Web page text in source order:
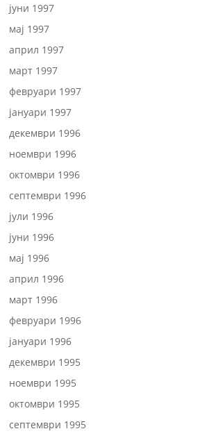
јуни 1997
мај 1997
април 1997
март 1997
февруари 1997
јануари 1997
декември 1996
ноември 1996
октомври 1996
септември 1996
јули 1996
јуни 1996
мај 1996
април 1996
март 1996
февруари 1996
јануари 1996
декември 1995
ноември 1995
октомври 1995
септември 1995